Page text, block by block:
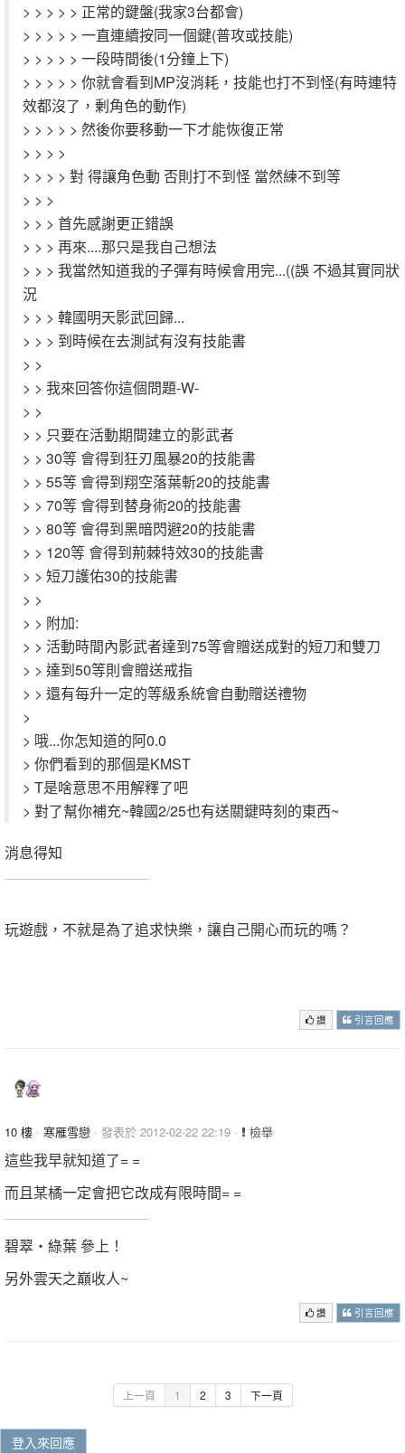
> > > > > 正常的鍵盤(我家3台都會)
> > > > > 一直連續按同一個鍵(普攻或技能)
> > > > > 一段時間後(1分鐘上下)
> > > > > 你就會看到MP沒消耗，技能也打不到怪(有時連特
效都沒了，剰角色的動作)
> > > > > 然後你要移動一下才能恢復正常
> > > >
> > > > 對 得讓角色動 否則打不到怪 當然練不到等
> > >
> > > 首先感謝更正錯誤
> > > 再來....那只是我自己想法
> > > 我當然知道我的子彈有時候會用完...((誤 不過其實同狀
況
> > > 韓國明天影武回歸...
> > > 到時候在去測試有沒有技能書
> >
> > 我來回答你這個問題-W-
> >
> > 只要在活動期間建立的影武者
> > 30等 會得到狂刃風暴20的技能書
> > 55等 會得到翔空落葉斬20的技能書
> > 70等 會得到替身術20的技能書
> > 80等 會得到黑暗閃避20的技能書
> > 120等 會得到荊棘特效30的技能書
> > 短刀護佑30的技能書
> >
> > 附加:
> > 活動時間內影武者達到75等會贈送成對的短刀和雙刀
> > 達到50等則會贈送戒指
> > 還有每升一定的等級系統會自動贈送禮物
>
> 哦...你怎知道的阿0.0
> 你們看到的那個是KMST
> T是啥意思不用解釋了吧
> 對了幫你補充~韓國2/25也有送關鍵時刻的東西~
消息得知
玩遊戲，不就是為了追求快樂，讓自己開心而玩的嗎？
讚 引言回應
10 樓 · 寒雁雪戀 · 發表於 2012-02-22 22:19 · 檢舉
這些我早就知道了= =
而且某橘一定會把它改成有限時間= =
碧翠‧綠葉 參上！
另外雲天之巔收人~
讚 引言回應
上一頁 1 2 3 下一頁
登入來回應